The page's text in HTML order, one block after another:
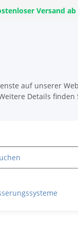
Versand ab
auf unserer
Details finden